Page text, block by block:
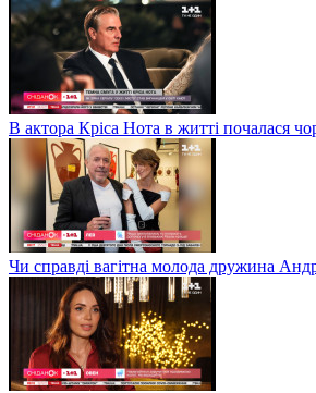
В актора Кріса Нота в житті почалася
Чи справді вагітна молода дружина